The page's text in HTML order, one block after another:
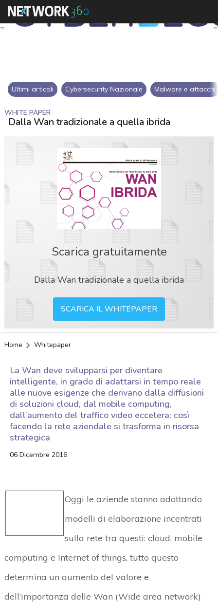
Ultimi articoli Cybersecurity Nazionale Malware e attacchi
WHITE PAPER
Dalla Wan tradizionale a quella ibrida
Scarica gratuitamente
Dalla Wan tradizionale a quella ibrida
SCARICA IL WHITEPAPER
Home Whitepaper
La Wan deve svilupparsi per diventare
intelligente, in grado di adattarsi in tempo reale
alle nuove esigenze che derivano dalla diffusioni
di soluzioni cloud, dal mobile computing,
dall’aumento del traffico video eccetera; così
facendo la rete aziendale si trasforma in risorsa
strategica
06 Dicembre 2016
Oggi le aziende stanno adottando
modelli di elaborazione incentrati
sulla rete tra questi: cloud, mobile
computing e Internet of things, tutto questo
determina un aumento del valore e
dell’importanza delle Wan (Wide area network)